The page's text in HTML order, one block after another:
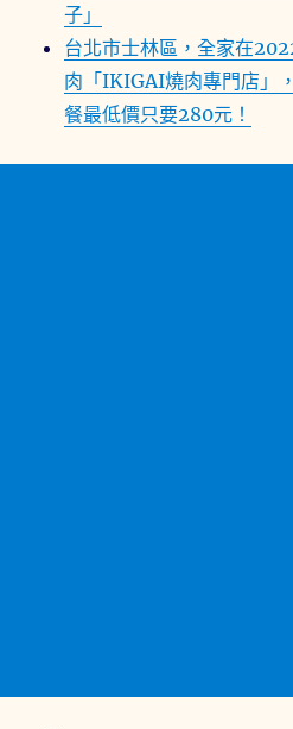
子」
台北市士林區，全家在
肉「IKIGAI燒肉專門店」
餐最低價只要280元！